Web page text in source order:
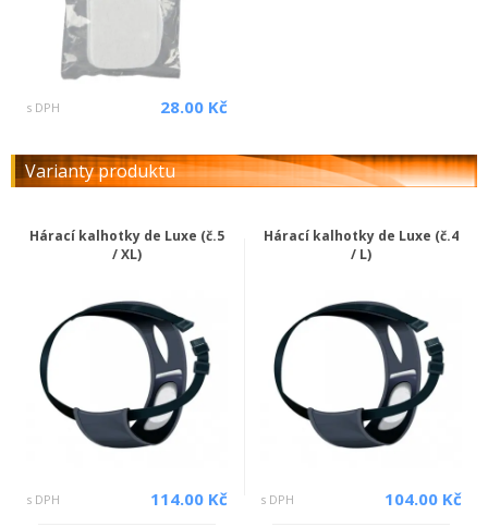
s DPH 28.00 Kč
Varianty produktu
Hárací kalhotky de Luxe (č.5
/ XL)
s DPH 114.00 Kč
Hárací kalhotky de Luxe (č.4
/ L)
s DPH 104.00 Kč